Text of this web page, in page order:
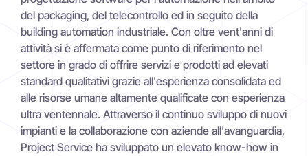
del packaging, del telecontrollo ed in seguito della
building automation industriale. Con oltre vent'anni di
attività si è affermata come punto di riferimento nel
settore in grado di offrire servizi e prodotti ad elevati
standard qualitativi grazie all'esperienza consolidata ed
alle risorse umane altamente qualificate con esperienza
ultra ventennale. Attraverso il continuo sviluppo di nuovi
impianti e la collaborazione con aziende all'avanguardia,
Project Service ha sviluppato un elevato know-how in